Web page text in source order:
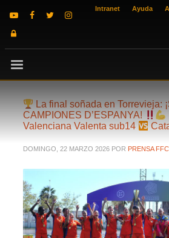
Intranet Ayuda
La final soñada en Torrevieja:
CAMPIONES D’ESPANYA!
Valenciana Valenta sub14
DOMINGO, 22 MARZO 2026 POR PRENSA